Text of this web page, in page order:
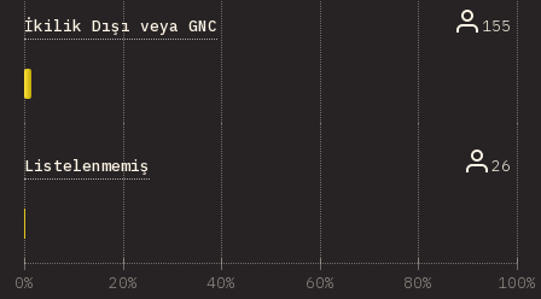
İkilik Dışı veya GNC 155
Listelenmemiş 26
0% 20% 40% 60% 80% 100%